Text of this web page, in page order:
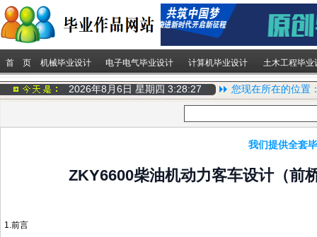
首 页 机械毕业设计 电子电气毕业设计 计算机毕业设计 土木工程毕业
2026年8月6日 星期四 3:28:28 您现在所在的位置
我们提供全套
ZKY6600柴油机动力客车设计（前
1.前言